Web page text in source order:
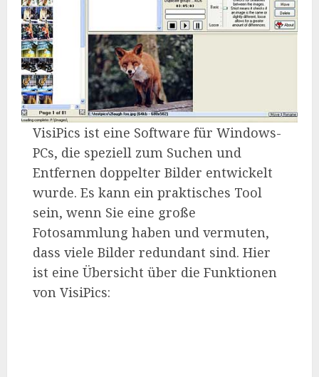
VisiPics ist eine Software für Windows-
PCs, die speziell zum Suchen und
Entfernen doppelter Bilder entwickelt
wurde. Es kann ein praktisches Tool
sein, wenn Sie eine große
Fotosammlung haben und vermuten,
dass viele Bilder redundant sind. Hier
ist eine Übersicht über die Funktionen
von VisiPics: